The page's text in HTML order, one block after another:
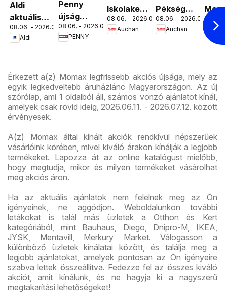
Aldi
aktuális
akciós
újság
08.06. - 2026.08.12.
Aldi
Penny
újság
érvényessége
2026.08.12-
08.06. - 2026.08.12.
PENNY
Iskolakezdés
ajánlatok
08.06. - 2026.08.19.
Auchan
Pékség
ajánlataink
08.06. - 2026.08.12.
Auchan
08.06.
Érkezett a(z) Mömax legfrissebb akciós újsága, mely az
egyik legkedveltebb áruházlánc Magyarországon. Az új
szórólap, ami 1 oldalból áll, számos vonzó ajánlatot kínál,
amelyek csak rövid ideig, 2026.06.11. - 2026.07.12. között
érvényesek.
A(z) Mömax által kínált akciók rendkívül népszerűek
vásárlóink körében, mivel kiváló árakon kínálják a legjobb
termékeket. Lapozza át az online katalógust mielőbb,
hogy megtudja, mikor és milyen termékeket vásárolhat
meg akciós áron.
Ha az aktuális ajánlatok nem felelnek meg az Ön
igényeinek, ne aggódjon. Weboldalunkon további
letákokat is talál más üzletek a Otthon és Kert
kategóriából, mint Bauhaus, Diego, Dnipro-M, IKEA,
JYSK, Mentavill, Merkury Market. Válogasson a
különböző üzletek kínálatai között, és találja meg a
legjobb ajánlatokat, amelyek pontosan az Ön igényeire
szabva lettek összeállítva. Fedezze fel az összes kiváló
akciót, amit kínálunk, és ne hagyja ki a nagyszerű
megtakarítási lehetőségeket!